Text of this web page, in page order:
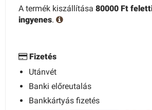
A termék kiszállítása 80000 Ft
ingyenes.
Fizetés
Utánvét
Banki előreutalás
Bankkártyás fizetés